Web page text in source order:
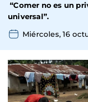
“Comer no es un
universal”.
Miércoles, 16